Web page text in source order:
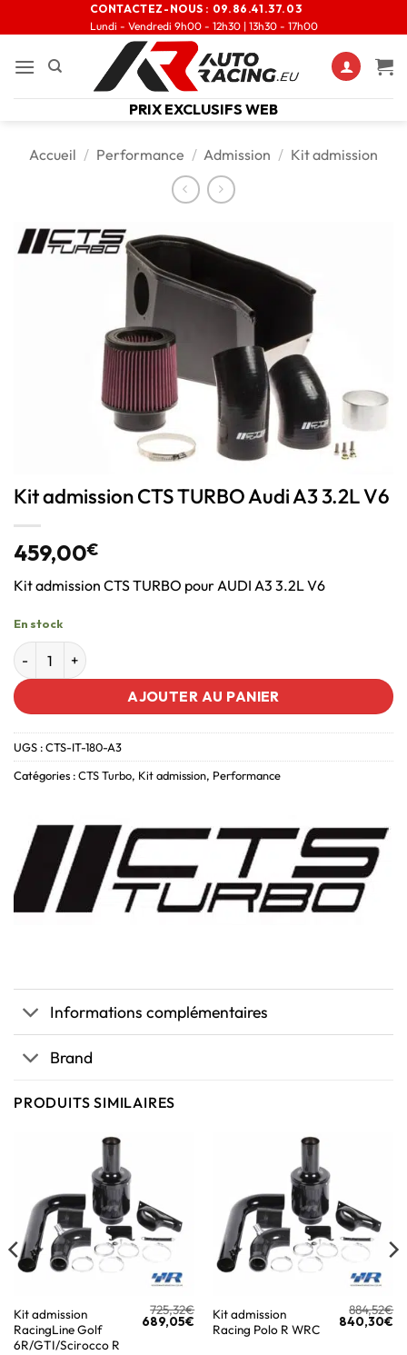
CONTACTEZ-NOUS : 09.86.41.37.03
Lundi - Vendredi 9h00 - 12h30 | 13h30 - 17h00
PRIX EXCLUSIFS WEB
Accueil / Performance / Admission / Kit admission
Kit admission CTS TURBO Audi A3 3.2L V6
459,00€
Kit admission CTS TURBO pour AUDI A3 3.2L V6
En stock
AJOUTER AU PANIER
UGS :CTS-IT-180-A3
Catégories :CTS Turbo, Kit admission, Performance
Informations complémentaires
Brand
PRODUITS SIMILAIRES
Kit admission
RacingLine Golf
6R/GTI/Scirocco R
725,32€
689,05€
Kit admission
Racing Polo R WRC
884,52€
840,30€